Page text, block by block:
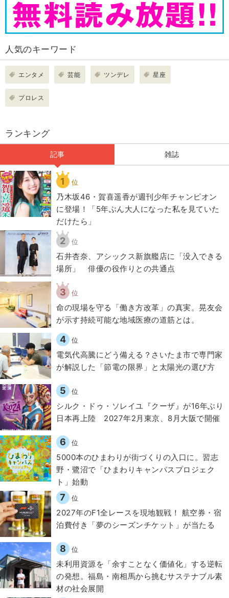
人気のキーワード
エンタメ 芸能 ツンデレ 星座
プロレス
ランキング
記事 雑誌
1 位
乃木坂46・賀喜遥香が週刊少年チャンピオン
に登場！「5年ぶん大人になった私を見ていた
だけたら」
2 位
石井杏奈、アシックス新旗艦店に「没入できる
場所」 俳優の役作りとの共通点
3 位
​命の現場を守る「働き方改革」の真実。晃友会
が示す持続可能な地域医療の道筋とは。
4 位
電気代高騰にどう備える？さいたま市で専門家
が解説した「節電の限界」と太陽光の選び方
5 位
シルク・ドゥ・ソレイユ『クーザ』が16年ぶり
日本再上陸 2027年2月東京、8月大阪で開催
6 位
5000本のひまわりが街づくりの入口に。習志
野・鷺沼で「ひまわりキャンパスプロジェク
ト」始動
7 位
2027年のF1全レースを現地観戦！ 航空券・宿
泊費付き「夢のシーズンチケット」が当たる
8 位
​​未利用資源を「余すことなく価値化」する逆転
の発想。福島・南相馬から挑むサステナブル素
材の社会展開​